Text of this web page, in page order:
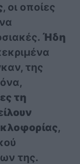
, οι οποίες
Ήδη
της
τη
,
της.